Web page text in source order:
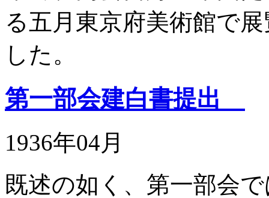
る五月東京府美術館で
した。
第一部会建白書提出
1936年04月
既述の如く、第一部会